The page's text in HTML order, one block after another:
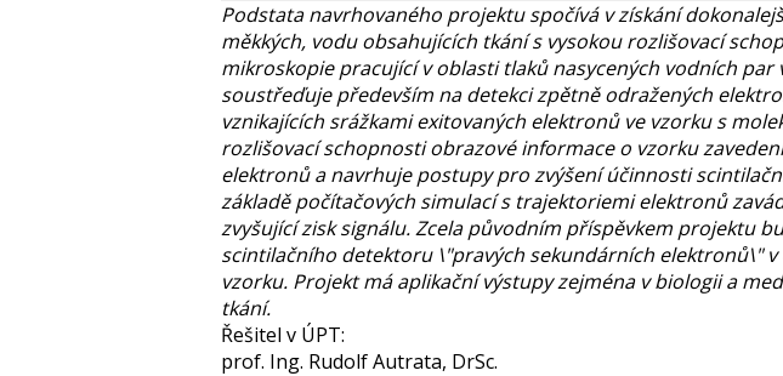
Podstata navrhovaného projektu spočívá v získání
měkkých, vodu obsahujících tkání s vysokou rozlišovací
mikroskopie pracující v oblasti tlaků nasycených vodních
soustřeďuje především na detekci zpětně odražených
vznikajících srážkami exitovaných elektronů ve vzorku s
rozlišovací schopnosti obrazové informace o vzorku
elektronů a navrhuje postupy pro zvýšení účinnosti
základě počítačových simulací s trajektoriemi elektronů
zvyšující zisk signálu. Zcela původním příspěvkem projektu
scintilačního detektoru \"pravých sekundárních elektronů\"
vzorku. Projekt má aplikační výstupy zejména v biologii a
tkání.
Řešitel v ÚPT:
prof. Ing. Rudolf Autrata, DrSc.